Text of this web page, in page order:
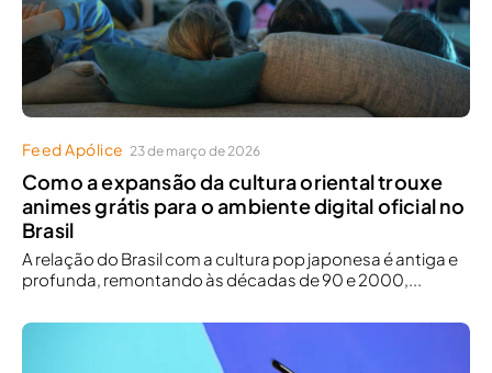
Feed Apólice 23 de março de 2026
Como a expansão da cultura oriental trouxe
animes grátis para o ambiente digital oficial no
Brasil
A relação do Brasil com a cultura pop japonesa é antiga e
profunda, remontando às décadas de 90 e 2000,...